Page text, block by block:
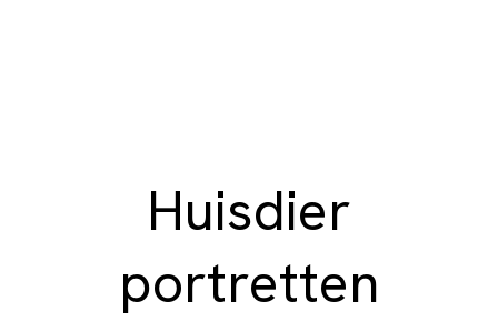
Huisdier
portretten